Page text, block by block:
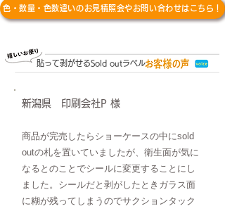
色・数量・色数違いのお見積照会やお問い合わせはこちら！
貼って剥がせるSold outラベル
新潟県 印刷会社P 様
商品が完売したらショーケースの中にsold
outの札を置いていましたが、衛生面が気に
なるとのことでシールに変更することにし
ました。シールだと剥がしたときガラス面
に糊が残ってしまうのでサクションタック